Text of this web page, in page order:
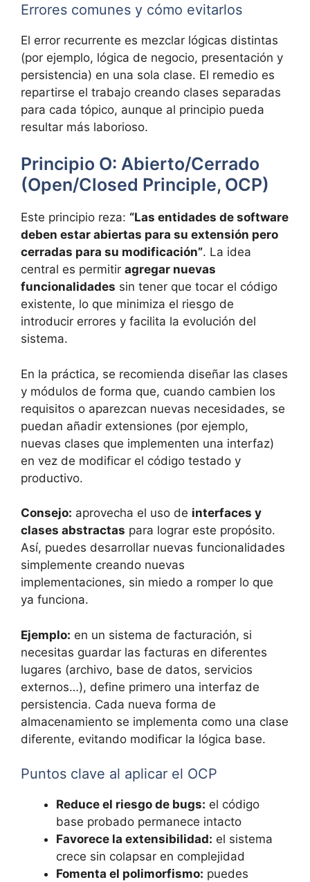
Errores comunes y cómo evitarlos
El error recurrente es mezclar lógicas distintas
(por ejemplo, lógica de negocio, presentación y
persistencia) en una sola clase. El remedio es
repartirse el trabajo creando clases separadas
para cada tópico, aunque al principio pueda
resultar más laborioso.
Principio O: Abierto/Cerrado
(Open/Closed Principle, OCP)
Este principio reza: “Las entidades de software
deben estar abiertas para su extensión pero
cerradas para su modificación”. La idea
central es permitir agregar nuevas
funcionalidades sin tener que tocar el código
existente, lo que minimiza el riesgo de
introducir errores y facilita la evolución del
sistema.
En la práctica, se recomienda diseñar las clases
y módulos de forma que, cuando cambien los
requisitos o aparezcan nuevas necesidades, se
puedan añadir extensiones (por ejemplo,
nuevas clases que implementen una interfaz)
en vez de modificar el código testado y
productivo.
Consejo: aprovecha el uso de interfaces y
clases abstractas para lograr este propósito.
Así, puedes desarrollar nuevas funcionalidades
simplemente creando nuevas
implementaciones, sin miedo a romper lo que
ya funciona.
Ejemplo: en un sistema de facturación, si
necesitas guardar las facturas en diferentes
lugares (archivo, base de datos, servicios
externos…), define primero una interfaz de
persistencia. Cada nueva forma de
almacenamiento se implementa como una clase
diferente, evitando modificar la lógica base.
Puntos clave al aplicar el OCP
Reduce el riesgo de bugs: el código
base probado permanece intacto
Favorece la extensibilidad: el sistema
crece sin colapsar en complejidad
Fomenta el polimorfismo: puedes